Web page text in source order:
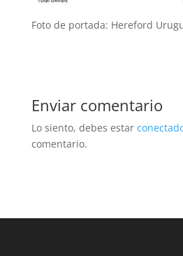
Foto de portada: Hereford
Enviar comentario
Lo siento, debes estar
comentario.